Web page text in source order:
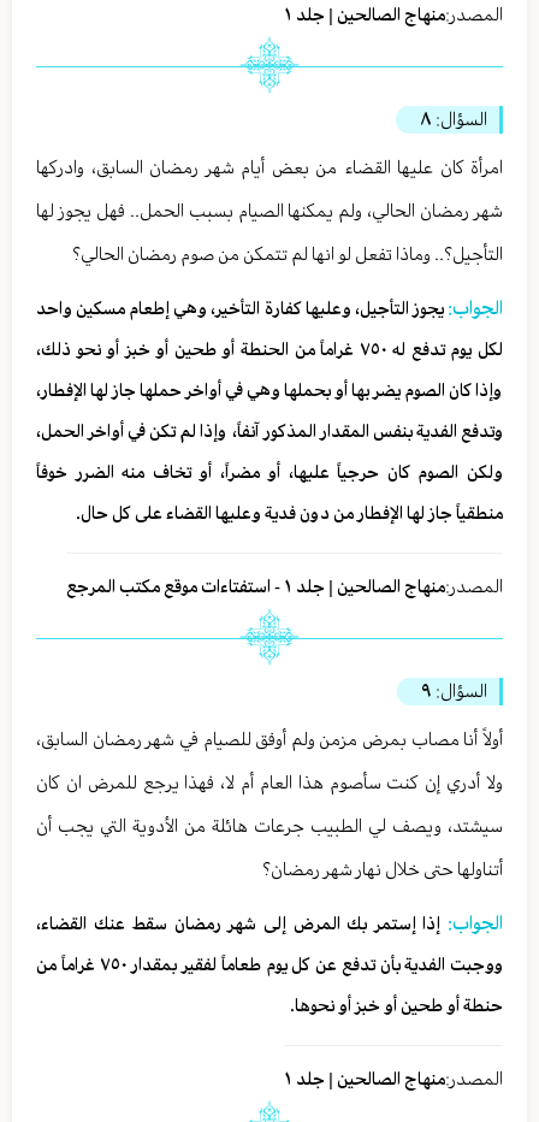
المصدر:منهاج الصالحين | جلد ١
السؤال: ٨
امرأة كان عليها القضاء من بعض أيام شهر رمضان السابق، وادركها
شهر رمضان الحالي، ولم يمكنها الصيام بسبب الحمل.. فهل يجوز لها
التأجيل؟.. وماذا تفعل لو انها لم تتمكن من صوم رمضان الحالي؟
الجواب:يجوز التأجيل، وعليها كفارة التأخير، وهي إطعام مسكين واحد
لكل يوم تدفع له ٧٥٠ غراماً من الحنطة أو طحين أو خبز أو نحو ذلك،
وإذا كان الصوم يضر بها أو بحملها وهي في أواخر حملها جاز لها الإفطار،
وتدفع الفدية بنفس المقدار المذكور آنفاً، وإذا لم تكن في أواخر الحمل،
ولكن الصوم كان حرجياً عليها، أو مضراً، أو تخاف منه الضرر خوفاً
منطقياً جاز لها الإفطار من دون فدية وعليها القضاء على كل حال.
المصدر:منهاج الصالحين | جلد ١ - استفتاءات موقع مكتب المرجع
السؤال: ٩
أولاً أنا مصاب بمرض مزمن ولم أوفق للصيام في شهر رمضان السابق،
ولا أدري إن كنت سأصوم هذا العام أم لا، فهذا يرجع للمرض ان كان
سيشتد، ويصف لي الطبيب جرعات هائلة من الأدوية التي يجب أن
أتناولها حتى خلال نهار شهر رمضان؟
الجواب: إذا إستمر بك المرض إلى شهر رمضان سقط عنك القضاء،
ووجبت الفدية بأن تدفع عن كل يوم طعاماً لفقير بمقدار ٧٥٠ غراماً من
حنطة أو طحين أو خبز أو نحوها.
المصدر:منهاج الصالحين | جلد ١